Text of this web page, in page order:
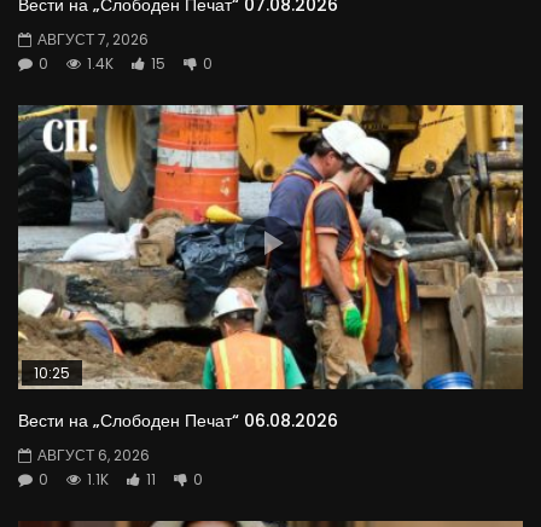
АВГУСТ 7, 2026
0
1.4K 15 0
10:25
Вести на „Слободен Печат“ 06.08.2026
АВГУСТ 6, 2026
0
1.1K 11 0